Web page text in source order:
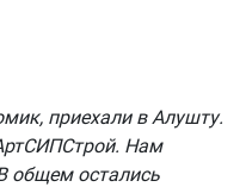
приехали в Алушту.
Нам
общем остались